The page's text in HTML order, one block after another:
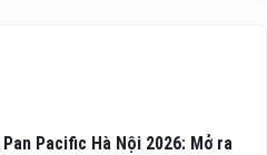
Pacific Hà Nội 2026: Mở ra